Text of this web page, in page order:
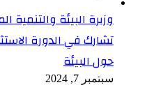
وزيرة البيئة
تشارك في الدورة
حول البيئة
سبتمبر 7, 2024